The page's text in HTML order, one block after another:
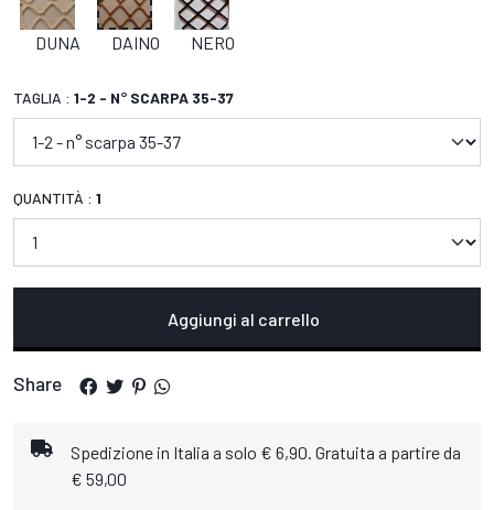
DUNA DAINO NERO
TAGLIA : 1-2 - N° SCARPA 35-37
QUANTITÀ : 1
Aggiungi al carrello
Share
Spedizione in Italia a solo € 6,90. Gratuita a partire da
€ 59,00